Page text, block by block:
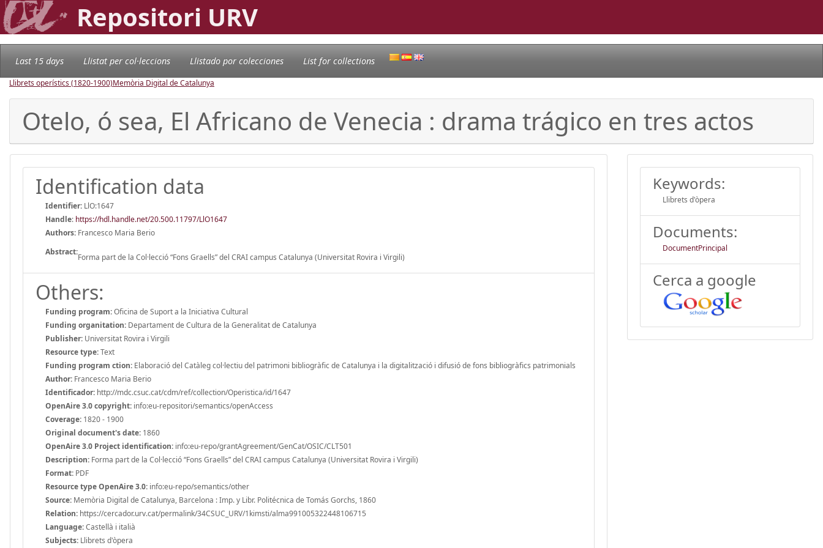
Repositori URV
Last 15 days Llistat per col·leccions Llistado por colecciones List for collections
Llibrets operístics (1820-1900)Memòria Digital de Catalunya
Otelo, ó sea, El Africano de Venecia : drama trágico en tres actos
Identification data
Identifier: LlO:1647
Handle: https://hdl.handle.net/20.500.11797/LlO1647
Authors: Francesco Maria Berio
Abstract:
Forma part de la Col·lecció “Fons Graells” del CRAI campus Catalunya (Universitat Rovira i Virgili)
Others:
Funding program:Oficina de Suport a la Iniciativa Cultural
Funding organitation: Departament de Cultura de la Generalitat de Catalunya
Publisher: Universitat Rovira i Virgili
Resource type:Text
Funding program ction: Elaboració del Catàleg col·lectiu del patrimoni bibliogràfic de Catalunya i la digitalització i difusió de fons bibliogràfics patrimonials
Author: Francesco Maria Berio
Identificador: http://mdc.csuc.cat/cdm/ref/collection/Operistica/id/1647
OpenAire 3.0 copyright: info:eu-repositori/semantics/openAccess
Coverage: 1820 - 1900
Original document's date: 1860
OpenAire 3.0 Project identification: info:eu-repo/grantAgreement/GenCat/OSIC/CLT501
Description: Forma part de la Col·lecció “Fons Graells” del CRAI campus Catalunya (Universitat Rovira i Virgili)
Format: PDF
Resource type OpenAire 3.0: info:eu-repo/semantics/other
Source: Memòria Digital de Catalunya, Barcelona : Imp. y Libr. Politécnica de Tomás Gorchs, 1860
Relation: https://cercador.urv.cat/permalink/34CSUC_URV/1kimsti/alma991005322448106715
Language:Castellà i italià
Subjects: Llibrets d'òpera
Keywords:
Llibrets d'òpera
Documents:
DocumentPrincipal
Cerca a google